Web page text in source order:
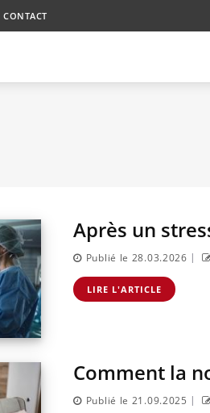
CONTACT
Après un
Publié le 28.03.2026 |
LIRE L'ARTICLE
Comment la
Publié le 21.09.2025 |